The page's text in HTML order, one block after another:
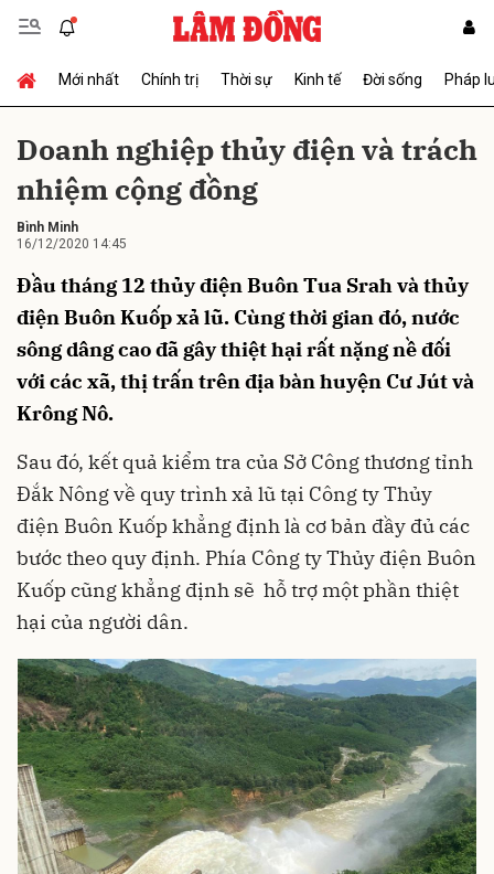
Mới nhất Chính trị Thời sự Kinh tế Đời sống Pháp
Doanh nghiệp thủy điện và trách
nhiệm cộng đồng
Bình Minh
16/12/2020 14:45
Đầu tháng 12 thủy điện Buôn Tua Srah và thủy
điện Buôn Kuốp xả lũ. Cùng thời gian đó, nước
sông dâng cao đã gây thiệt hại rất nặng nề đối
với các xã, thị trấn trên địa bàn huyện Cư Jút và
Krông Nô.
Sau đó, kết quả kiểm tra của Sở Công thương tỉnh
Đắk Nông về quy trình xả lũ tại Công ty Thủy
điện Buôn Kuốp khẳng định là cơ bản đầy đủ các
bước theo quy định. Phía Công ty Thủy điện Buôn
Kuốp cũng khẳng định sẽ hỗ trợ một phần thiệt
hại của người dân.
Gửi bình luận
Hủy Gửi